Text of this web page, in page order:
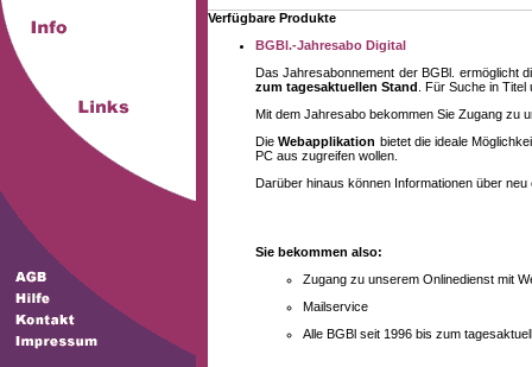
Verfügbare Produkte
BGBl.-Jahresabo Digital
Das Jahresabonnement der BGBl. ermöglicht
zum tagesaktuellen Stand . Für Suche in
Mit dem Jahresabo bekommen Sie Zugang zu
DieWebapplikation bietet die ideale
PC aus zugreifen wollen.
Darüber hinaus können Informationen über
Sie bekommen also:
Zugang zu unserem Onlinedienst mit
Mailservice
Alle BGBl seit 1996 bis zum